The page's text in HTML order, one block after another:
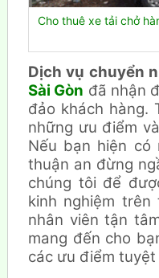
Cho thuê xe tải chở
Dịch vụ chuyển
Sài Gòn đã nhận
đảo khách hàng.
những ưu điểm
Nếu bạn hiện có
thuận an đừng
chúng tôi để
kinh nghiệm
nhân viên tận
mang đến cho
các ưu điểm tuyệt